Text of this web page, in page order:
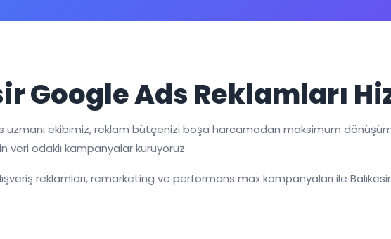
Google Ads Reklamları
uzmanı ekibimiz, reklam bütçenizi boşa harcamadan maksimum
veri odaklı kampanyalar kuruyoruz.
reklamları, remarketing ve performans max kampanyaları ile